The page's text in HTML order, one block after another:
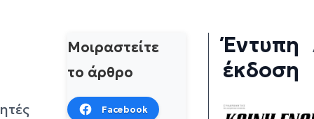
Μοιραστείτε
το άρθρο
Facebook
Έντυπη
έκδοση